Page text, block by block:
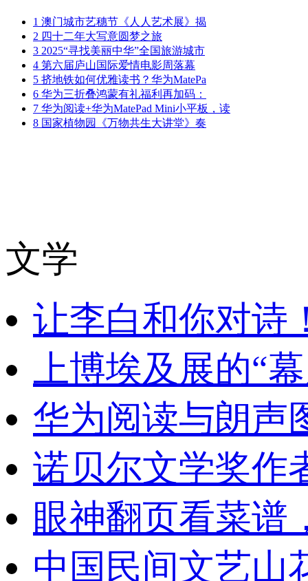
1 澳门城市艺穗节《人人艺术展》揭
2 四十二年大写意圆梦之旅
3 2025“寻找美丽中华”全国旅游城市
4 第六届庐山国际爱情电影周落幕
5 挤地铁如何优雅读书？华为MatePa
6 华为三折叠鸿蒙有礼福利再加码：
7 华为阅读+华为MatePad Mini小平板，读
8 国家植物园《万物共生大讲堂》奏
文学
让李白和你对诗
上博埃及展的“
华为阅读与朗声
诺贝尔文学奖作
眼神翻页看菜谱
中国民间文艺山